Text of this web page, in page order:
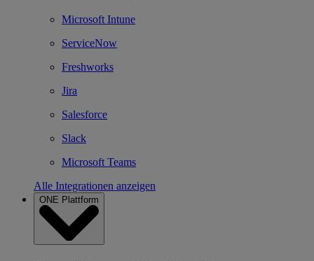
Microsoft Intune
ServiceNow
Freshworks
Jira
Salesforce
Slack
Microsoft Teams
Alle Integrationen anzeigen
ONE Plattform